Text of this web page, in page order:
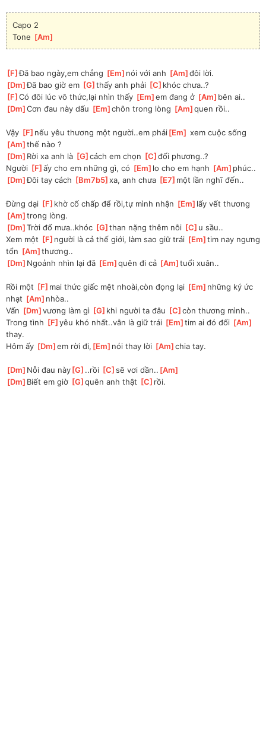
Capo 2
Tone [Am
[F ]
Đã bao ngày,em chẳng [Em ]nói với anh [Am ]
đôi lời.
[Dm ]
Đã bao giờ em [G ]thấy anh phải [C ]khóc chưa..?
[F ]
Có đôi lúc vô thức,lại nhìn thấy [Em ]
em đang ở [Am ]bên ai..
[Dm ]
Cơn đau này dấu [Em ]
chôn trong lòng [Am ]
quen rồi..
Vậy [F ]nếu yêu thương một người..em phải[Em ] xem cuộc sống
Am ]thế nào ?
[Dm ]Rời xa anh là [G ]
cách em chọn [C ]
đối phương..?
Người [F ]
ấy cho em những gì, có [Em ]lo cho em hạnh [Am ]phúc..
[Dm ]
Đôi tay cách [Bm7b5 ]
xa, anh chưa [E7 ]một lần nghĩ đến..
Đừng dại [F ]khờ cố chấp để rồi,tự mình nhận [Em ]lấy vết thương
Am ]trong lòng.
[Dm ]
Trời đổ mưa..khóc [G ]than nặng thêm nỗi [C ]u sầu..
Xem một [F ]người là cả thế giới, làm sao giữ trái [Em ]tim nay ngưng
tổn [Am ]thương..
[Dm ]Ngoảnh nhìn lại đã [Em ]
quên đi cả [Am ]tuổi xuân..
Rồi một [F ]mai thức giấc mệt nhoài,còn đọng lại [Em ]những ký ức
nhạt [Am ]nhòa..
Vấn [Dm ]
vương làm gì [G ]khi người ta đâu [C ]
còn thương mình..
Trong tình [F ]
yêu khó nhất..vẫn là giữ trái [Em ]tim ai đó đổi [Am
thay.
Hôm ấy [Dm ]
em rời đi, [Em ]nói thay lời [Am ]
chia tay.
[Dm ]Nỗi đau này[G ]..rồi [C ]
sẽ vơi dần.. [Am
[Dm ]Biết em giờ [G ]
quên anh thật [C ]rồi.